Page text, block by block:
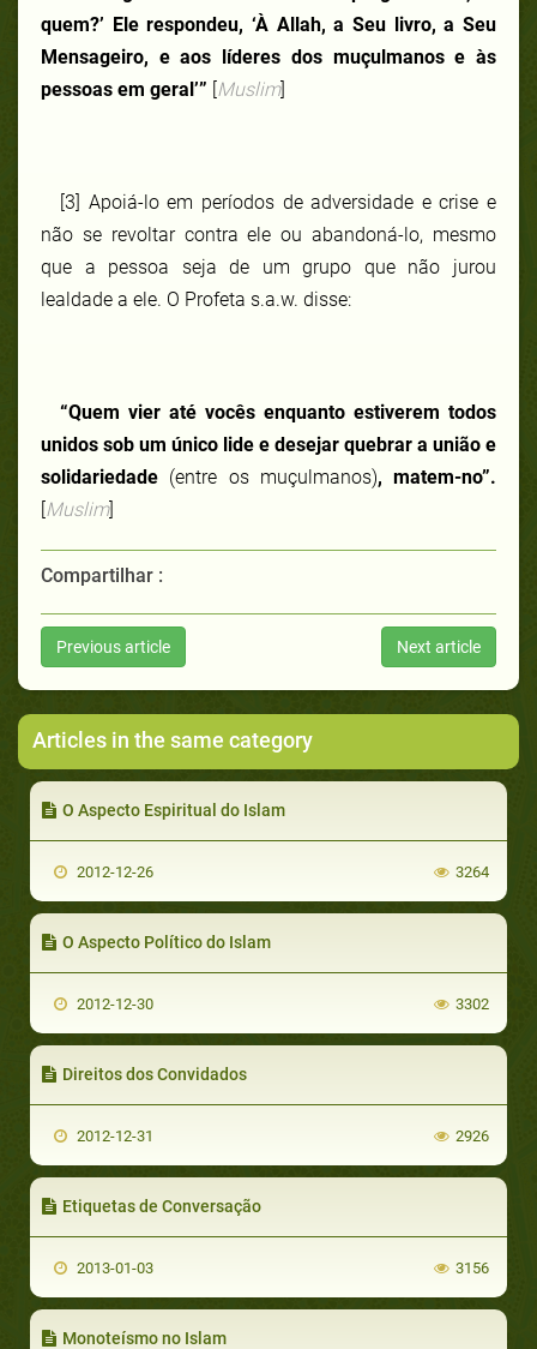
quem?’ Ele respondeu, ‘À Allah, a Seu livro, a Seu
Mensageiro, e aos líderes dos muçulmanos e às
pessoas em geral’” [Muslim]
[3] Apoiá-lo em períodos de adversidade e crise e
não se revoltar contra ele ou abandoná-lo, mesmo
que a pessoa seja de um grupo que não jurou
lealdade a ele. O Profeta s.a.w. disse:
“Quem vier até vocês enquanto estiverem todos
unidos sob um único lide e desejar quebrar a união e
solidariedade (entre os muçulmanos), matem-no”.
[Muslim]
Compartilhar :
Previous article Next article
Articles in the same category
O Aspecto Espiritual do Islam
2012-12-26 3264
O Aspecto Político do Islam
2012-12-30 3302
Direitos dos Convidados
2012-12-31 2926
Etiquetas de Conversação
2013-01-03 3156
Monoteísmo no Islam